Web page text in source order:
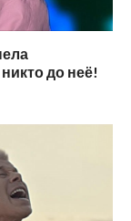
до неё!